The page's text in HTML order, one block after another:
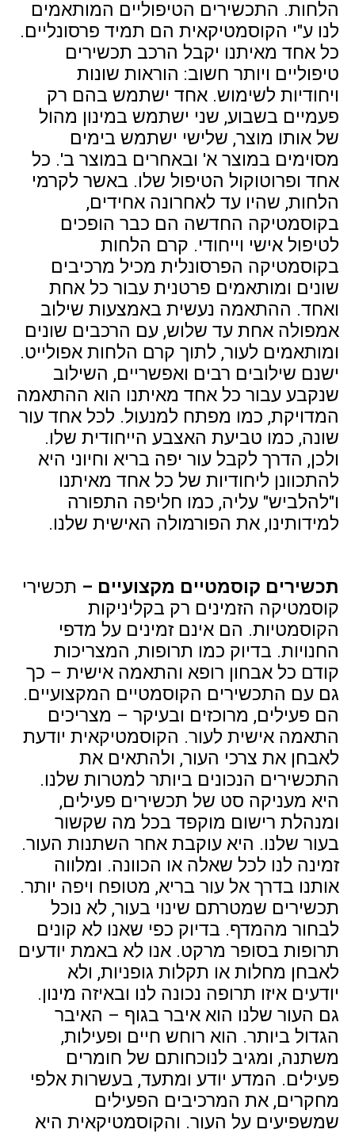
הלחות. התכשירים הטיפוליים המותאמים
לנו ע"י הקוסמטיקאית הם תמיד פרסונליים.
כל אחד מאיתנו יקבל הרכב תכשירים
טיפוליים ויותר חשוב: הוראות שונות
ויחודיות לשימוש. אחד ישתמש בהם רק
פעמיים בשבוע, שני ישתמש במינון מהול
של אותו מוצר, שלישי ישתמש בימים
מסוימים במוצר א' ובאחרים במוצר ב'. כל
אחד ופרוטוקול הטיפול שלו. באשר לקרמי
הלחות, שהיו עד לאחרונה אחידים,
בקוסמטיקה החדשה הם כבר הופכים
לטיפול אישי וייחודי. קרם הלחות
בקוסמטיקה הפרסונלית מכיל מרכיבים
שונים ומותאמים פרטנית עבור כל אחת
ואחד. ההתאמה נעשית באמצעות שילוב
אמפולה אחת עד שלוש, עם הרכבים שונים
ומותאמים לעור, לתוך קרם הלחות אפולייט.
ישנם שילובים רבים ואפשריים, השילוב
שנקבע עבור כל אחד מאיתנו הוא ההתאמה
המדויקת, כמו מפתח למנעול. לכל אחד עור
שונה, כמו טביעת האצבע הייחודית שלו.
ולכן, הדרך לקבל עור יפה בריא וחיוני היא
להתכוונן ליחודיות של כל אחד מאיתנו
ו"להלביש" עליה, כמו חליפה התפורה
למידותינו, את הפורמולה האישית שלנו.
תכשירים קוסמטיים מקצועיים – תכשירי
קוסמטיקה הזמינים רק בקליניקות
הקוסמטיות. הם אינם זמינים על מדפי
החנויות. בדיוק כמו תרופות, המצריכות
קודם כל אבחון רופא והתאמה אישית – כך
גם עם התכשירים הקוסמטיים המקצועיים.
הם פעילים, מרוכזים ובעיקר – מצריכים
התאמה אישית לעור. הקוסמטיקאית יודעת
לאבחן את צרכי העור, ולהתאים את
התכשירים הנכונים ביותר למטרות שלנו.
היא מעניקה סט של תכשירים פעילים,
ומנהלת רישום מוקפד בכל מה שקשור
בעור שלנו. היא עוקבת אחר השתנות העור.
זמינה לנו לכל שאלה או הכוונה. ומלווה
אותנו בדרך אל עור בריא, מטופח ויפה יותר.
תכשירים שמטרתם שינוי בעור, לא נוכל
לבחור מהמדף. בדיוק כפי שאנו לא קונים
תרופות בסופר מרקט. אנו לא באמת יודעים
לאבחן מחלות או תקלות גופניות, ולא
יודעים איזו תרופה נכונה לנו ובאיזה מינון.
גם העור שלנו הוא איבר בגוף – האיבר
הגדול ביותר. הוא רוחש חיים ופעילות,
משתנה, ומגיב לנוכחותם של חומרים
פעילים. המדע יודע ומתעד, בעשרות אלפי
מחקרים, את המרכיבים הפעילים
שמשפיעים על העור. והקוסמטיקאית היא